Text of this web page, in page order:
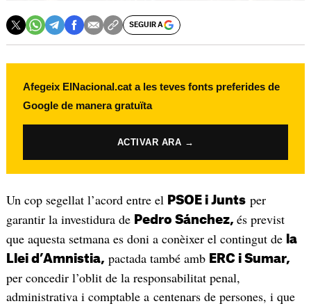
SEGUIR A
Afegeix ElNacional.cat a les teves fonts preferides de
Google de manera gratuïta
ACTIVAR ARA →
Un cop segellat l’acord entre el PSOE i Juntsper
garantir la investidura de Pedro Sánchez, és previst
que aquesta setmana es doni a conèixer el contingut de la
Llei d’Amnistia, pactada també amb ERC i Sumar,
per concedir l’oblit de la responsabilitat penal,
administrativa i comptable a centenars de persones, i que